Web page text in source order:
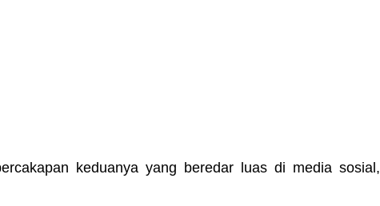
keduanya yang beredar luas di media sosial,